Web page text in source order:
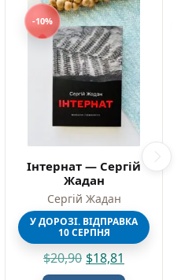
-10%
Інтернат — Сергій
Жадан
Сергій Жадан
У ДОРОЗІ. ВІДПРАВКА
10 СЕРПНЯ
$20,90 $18,81